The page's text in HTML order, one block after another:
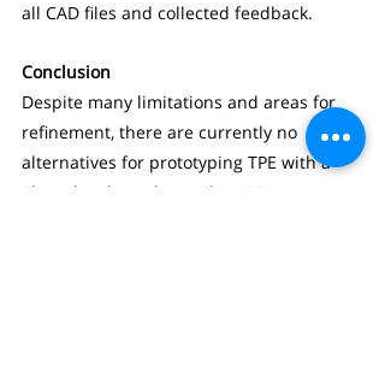
all CAD files and collected feedback.
Conclusion
Despite many limitations and areas for
refinement, there are currently no
alternatives for prototyping TPE with a
Shore hardness lower than 90.